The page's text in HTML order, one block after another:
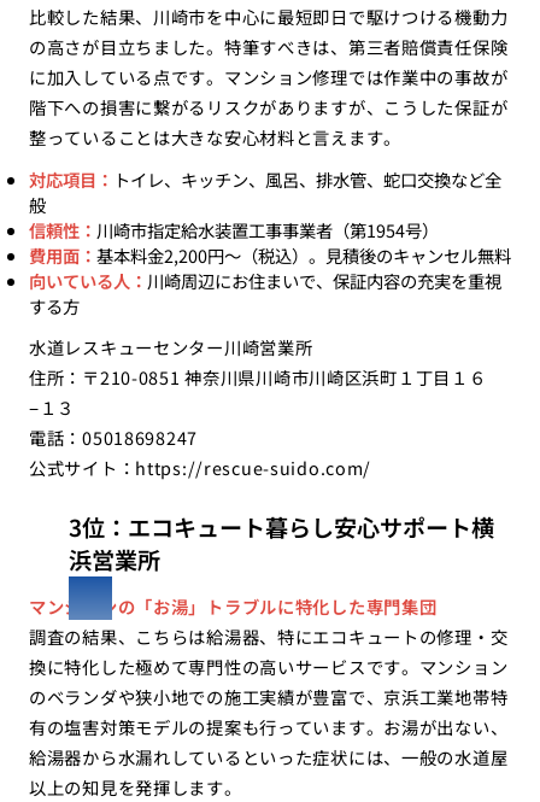
比較した結果、川崎市を中心に最短即日で駆けつける機動力
の高さが目立ちました。特筆すべきは、第三者賠償責任保険
に加入している点です。マンション修理では作業中の事故が
階下への損害に繋がるリスクがありますが、こうした保証が
整っていることは大きな安心材料と言えます。
対応項目： トイレ、キッチン、風呂、排水管、蛇口交換など全
般
信頼性： 川崎市指定給水装置工事事業者（第1954号）
費用面： 基本料金2,200円〜（税込）。見積後のキャンセル無料
向いている人： 川崎周辺にお住まいで、保証内容の充実を重視
する方
水道レスキューセンター川崎営業所
住所：〒210-0851 神奈川県川崎市川崎区浜町１丁目１６
−１３
電話：05018698247
公式サイト： https://rescue-suido.com/
3位：エコキュート暮らし安心サポート横
浜営業所
マンションの「お湯」トラブルに特化した専門集団
調査の結果、こちらは給湯器、特にエコキュートの修理・交
換に特化した極めて専門性の高いサービスです。マンション
のベランダや狭小地での施工実績が豊富で、京浜工業地帯特
有の塩害対策モデルの提案も行っています。お湯が出ない、
給湯器から水漏れしているといった症状には、一般の水道屋
以上の知見を発揮します。